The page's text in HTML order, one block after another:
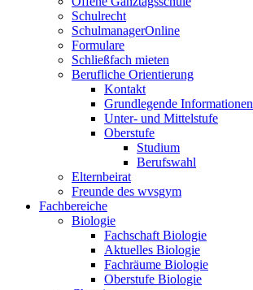
Schulrecht
SchulmanagerOnline
Formulare
Schließfach mieten
Berufliche Orientierung
Kontakt
Grundlegende Informationen
Unter- und Mittelstufe
Oberstufe
Studium
Berufswahl
Elternbeirat
Freunde des wvsgym
Fachbereiche
Biologie
Fachschaft Biologie
Aktuelles Biologie
Fachräume Biologie
Oberstufe Biologie